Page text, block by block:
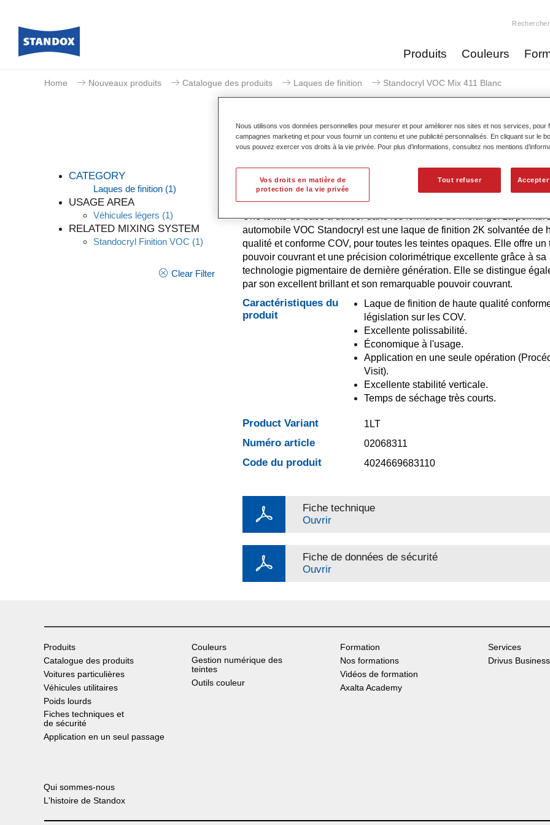
Rechercher
Produits Couleurs
Home Nouveaux produits Catalogue des produits Laques de finition Standocryl VOC Mix 411 Blanc
CATEGORY
Laques de finition (1)
USAGE AREA
Véhicules légers (1)
RELATED MIXING SYSTEM
Standocryl Finition VOC (1)
Clear Filter
Standocryl VOC
Une teinte de base à utiliser dans les formules de mélange. La
automobile VOC Standocryl est une laque de finition 2K solvantée de
qualité et conforme COV, pour toutes les teintes opaques. Elle offre un
pouvoir couvrant et une précision colorimétrique excellente grâce à sa
technologie pigmentaire de dernière génération. Elle se distingue
par son excellent brillant et son remarquable pouvoir couvrant.
Caractéristiques du
produit
Laque de finition de haute qualité
législation sur les COV.
Excellente polissabilité.
Économique à l'usage.
Application en une seule opération
Visit).
Excellente stabilité verticale.
Temps de séchage très courts.
Product Variant 1LT
Numéro article 02068311
Code du produit 4024669683110
Fiche technique
Ouvrir
Fiche de données de sécurité
Ouvrir
Produits
Catalogue des produits
Voitures particulières
Véhicules utilitaires
Poids lourds
Fiches techniques et
de sécurité
Application en un seul passage
Couleurs
Gestion numérique des
teintes
Outils couleur
Formation
Nos formations
Vidéos de formation
Axalta Academy
Services
Drivus
Qui sommes-nous
L'histoire de Standox
Nous utilisons vos données personnelles pour mesurer et pour améliorer nos sites et nos services, pour
campagnes marketing et pour vous fournir un contenu et une publicité personnalisés. En cliquant sur le
vous pouvez exercer vos droits à la vie privée. Pour plus d’informations, consultez nos mentions
Tout refuser
Vos droits en matière de
protection de la vie privée